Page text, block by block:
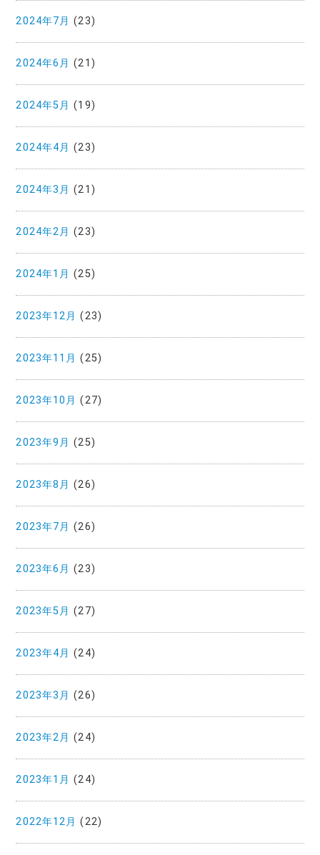
2024年7月 (23)
2024年6月 (21)
2024年5月 (19)
2024年4月 (23)
2024年3月 (21)
2024年2月 (23)
2024年1月 (25)
2023年12月 (23)
2023年11月 (25)
2023年10月 (27)
2023年9月 (25)
2023年8月 (26)
2023年7月 (26)
2023年6月 (23)
2023年5月 (27)
2023年4月 (24)
2023年3月 (26)
2023年2月 (24)
2023年1月 (24)
2022年12月 (22)